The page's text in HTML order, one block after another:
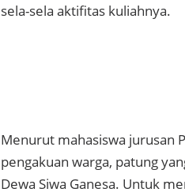
sela-sela aktifitas kuliahnya.
Menurut mahasiswa jurusan
pengakuan warga, patung
Dewa Siwa Ganesa. Untuk